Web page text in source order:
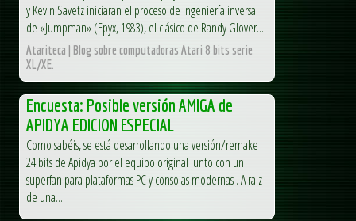
y Kevin Savetz iniciaran el proceso de ingeniería inversa
de «Jumpman» (Epyx, 1983), el clásico de Randy Glover...
Atariteca | Blog sobre computadoras Atari 8 bits serie
XL/XE.
Encuesta: Posible versión AMIGA de
APIDYA EDICION ESPECIAL
Como sabéis, se está desarrollando una versión/remake
24 bits de Apidya por el equipo original junto con un
superfan para plataformas PC y consolas modernas . A raiz
de una...